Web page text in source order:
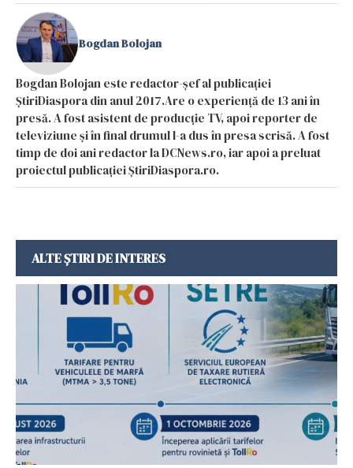
Bogdan Bolojan
Bogdan Bolojan este redactor-șef al publicației
ȘtiriDiaspora din anul 2017.Are o experiență de 13 ani în
presă. A fost asistent de producție TV, apoi reporter de
televiziune și în final drumul l-a dus în presa scrisă. A fost
timp de doi ani redactor la DCNews.ro, iar apoi a preluat
proiectul publicației ȘtiriDiaspora.ro.
ALTE ȘTIRI DE INTERES